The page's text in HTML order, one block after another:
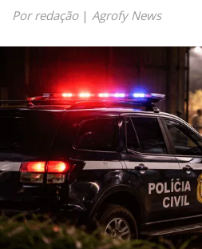
Por redação| Agrofy News